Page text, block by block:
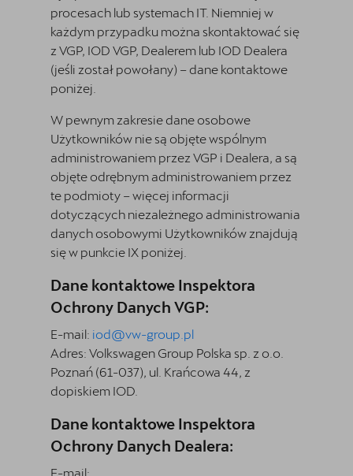
procesach lub systemach IT. Niemniej w
każdym przypadku można skontaktować się
z VGP, IOD VGP, Dealerem lub IOD Dealera
(jeśli został powołany) – dane kontaktowe
poniżej.
W pewnym zakresie dane osobowe
Użytkowników nie są objęte wspólnym
administrowaniem przez VGP i Dealera, a są
objęte odrębnym administrowaniem przez
te podmioty – więcej informacji
dotyczących niezależnego administrowania
danych osobowymi Użytkowników znajdują
się w punkcie IX poniżej.
Dane kontaktowe Inspektora
Ochrony Danych VGP:
E-mail: iod@vw-group.pl
Adres: Volkswagen Group Polska sp. z o.o.
Poznań (61-037), ul. Krańcowa 44, z
dopiskiem IOD.
Dane kontaktowe Inspektora
Ochrony Danych Dealera:
E-mail: